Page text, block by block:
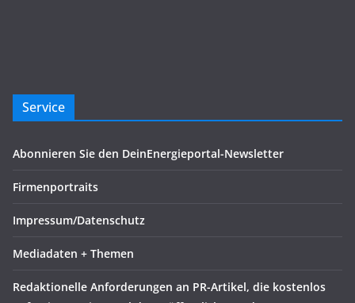
Service
Abonnieren Sie den DeinEnergieportal-Newsletter
Firmenportraits
Impressum/Datenschutz
Mediadaten + Themen
Redaktionelle Anforderungen an PR-Artikel, die kostenlos